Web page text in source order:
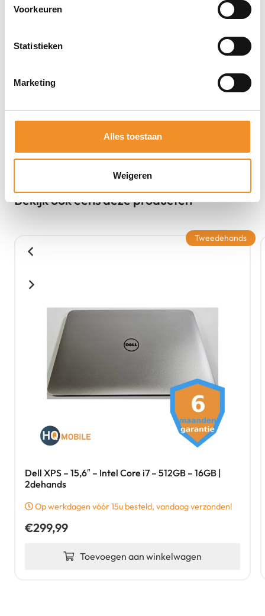
Voorkeuren
Statistieken
Marketing
Alles toestaan
Weigeren
Bekijk ook eens deze producten
Dell XPS – 15,6″ – Intel Core i7 – 512GB – 16GB |
2dehands
Op werkdagen vóór 15u besteld, vandaag verzonden!
€299,99
Toevoegen aan winkelwagen
Tweedehands